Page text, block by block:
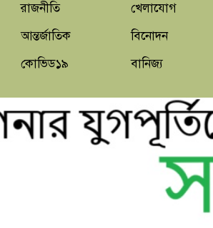
রাজনীতি
আন্তর্জাতিক
কোভিড১৯
খেলাযোগ
বিনোদন
বানিজ্য